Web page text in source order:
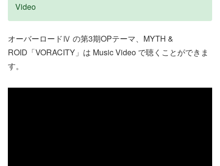
Video
オーバーロードⅣ の第3期OPテーマ、MYTH &
ROID「VORACITY」は Music Video で聴くことができま
す。